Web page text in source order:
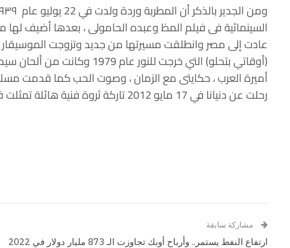
(أوقاتي بتحلو) التي خرجت للنور عام 1979 وكانت من ألحان سيد مكاوى ، شاركت في عدد من الأفلام السينمائية منها :
أميرة العرب ، حكايتى مع الزمان ، وصوت الحب كما قدمت
رحلت عن دنيانا في 17 مايو 2012 تاركة ثروة فنية هائلة تمثلت فى مئات الاغانى الوطنية والعاطفية التى غزت بها قلوب الملايين فى الوطن العربى .
مشاركة سابقة
ارتفاع النفط يستمر.. وأرباح أوبك تجاوزت الـ 873 مليار دولار في 2022